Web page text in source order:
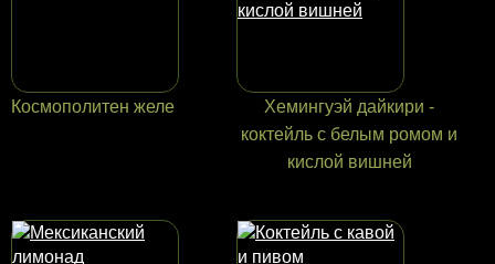
Космополитен желе
Хемингуэй дайкири -
коктейль с белым ромом и
кислой вишней